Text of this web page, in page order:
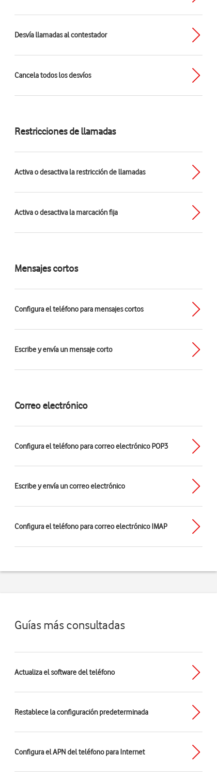
Desvía llamadas al contestador
Cancela todos los desvíos
Restricciones de llamadas
Activa o desactiva la restricción de llamadas
Activa o desactiva la marcación fija
Mensajes cortos
Configura el teléfono para mensajes cortos
Escribe y envía un mensaje corto
Correo electrónico
Configura el teléfono para correo electrónico POP3
Escribe y envía un correo electrónico
Configura el teléfono para correo electrónico IMAP
Guías más consultadas
Actualiza el software del teléfono
Restablece la configuración predeterminada
Configura el APN del teléfono para Internet